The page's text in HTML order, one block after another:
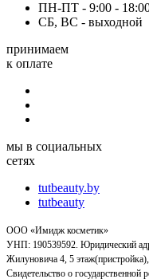
ПН-ПТ - 9:00 -
СБ, ВС - выходной
принимаем
к оплате
мы в социальных
сетях
tutbeauty.by
tutbeauty
ООО «Имидж косметик»
УНП: 190539592. Юридический
Жилуновича 4, 5
Свидетельство о